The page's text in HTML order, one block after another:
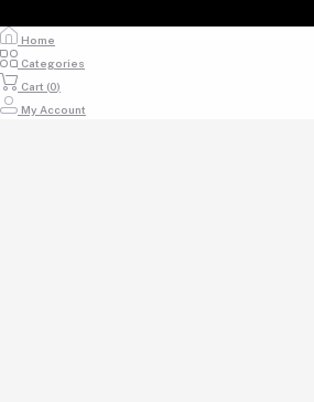
Home
Categories
Cart (0)
My Account